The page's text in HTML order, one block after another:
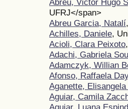
Abreu, Victor Hugo
UFRJ</span>
Abreu Garcia, Natalí
Achilles, Daniele,
Acioli, Clara Peixoto
Adachi, Gabriela
Adamczyk, Willian
Afonso, Raffaela
Aganette,
Aguiar, Camila